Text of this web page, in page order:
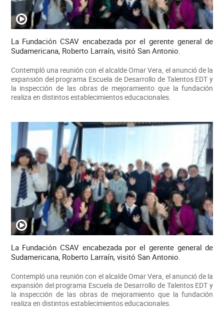
La Fundación CSAV encabezada por el gerente general de
Sudamericana, Roberto Larraín, visitó San Antonio.
Contempló una reunión con el alcalde Omar Vera, el anunció de la
expansión del programa Escuela de Desarrollo de Talentos EDT y
la inspección de las obras de mejoramiento que la fundación
realiza en distintos establecimientos educacionales.
La Fundación CSAV encabezada por el gerente general de
Sudamericana, Roberto Larraín, visitó San Antonio.
Contempló una reunión con el alcalde Omar Vera, el anunció de la
expansión del programa Escuela de Desarrollo de Talentos EDT y
la inspección de las obras de mejoramiento que la fundación
realiza en distintos establecimientos educacionales.